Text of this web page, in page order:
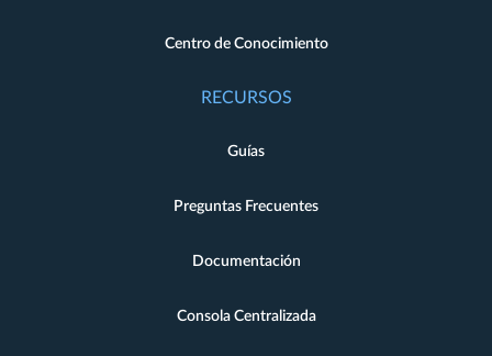
Centro de Conocimiento
RECURSOS
Guías
Preguntas Frecuentes
Documentación
Consola Centralizada